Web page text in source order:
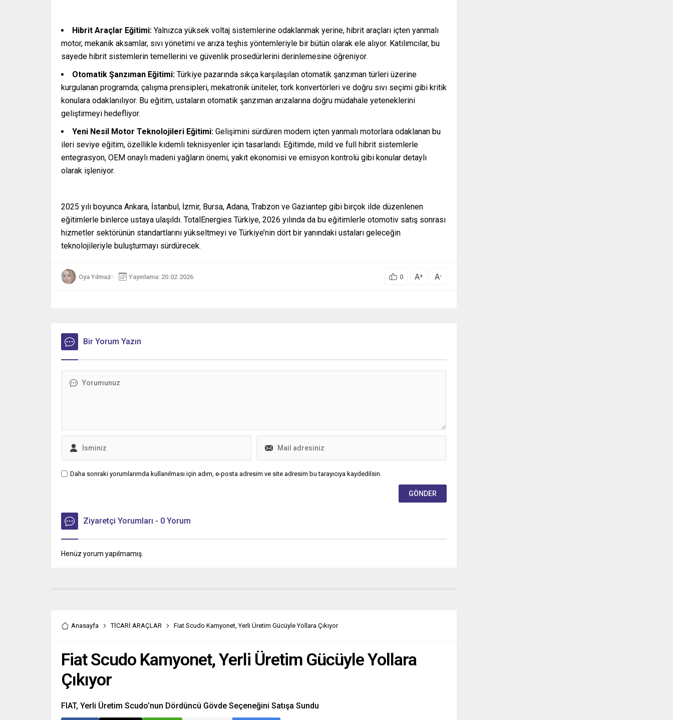
Hibrit Araçlar Eğitimi: Yalnızca yüksek voltaj sistemlerine odaklanmak yerine, hibrit araçları içten yanmalı
motor, mekanik aksamlar, sıvı yönetimi ve arıza teşhis yöntemleriyle bir bütün olarak ele alıyor. Katılımcılar, bu
sayede hibrit sistemlerin temellerini ve güvenlik prosedürlerini derinlemesine öğreniyor.
Otomatik Şanzıman Eğitimi: Türkiye pazarında sıkça karşılaşılan otomatik şanzıman türleri üzerine
kurgulanan programda; çalışma prensipleri, mekatronik üniteler, tork konvertörleri ve doğru sıvı seçimi gibi kritik
konulara odaklanılıyor. Bu eğitim, ustaların otomatik şanzıman arızalarına doğru müdahale yeteneklerini
geliştirmeyi hedefliyor.
Yeni Nesil Motor Teknolojileri Eğitimi: Gelişimini sürdüren modern içten yanmalı motorlara odaklanan bu
ileri seviye eğitim, özellikle kıdemli teknisyenler için tasarlandı. Eğitimde, mild ve full hibrit sistemlerle
entegrasyon, OEM onaylı madeni yağların önemi, yakıt ekonomisi ve emisyon kontrolü gibi konular detaylı
olarak işleniyor.
2025 yılı boyunca Ankara, İstanbul, İzmir, Bursa, Adana, Trabzon ve Gaziantep gibi birçok ilde düzenlenen
eğitimlerle binlerce ustaya ulaşıldı. TotalEnergies Türkiye, 2026 yılında da bu eğitimlerle otomotiv satış sonrası
hizmetler sektörünün standartlarını yükseltmeyi ve Türkiye’nin dört bir yanındaki ustaları geleceğin
teknolojileriyle buluşturmayı sürdürecek.
Oya Yılmaz Yayınlama: 20.02.2026 0 A+ A-
Bir Yorum Yazın
Daha sonraki yorumlarımda kullanılması için adım, e-posta adresim ve site adresim bu tarayıcıya kaydedilsin.
Ziyaretçi Yorumları - 0 Yorum
Henüz yorum yapılmamış.
Anasayfa TİCARİ ARAÇLAR Fiat Scudo Kamyonet, Yerli Üretim Gücüyle Yollara Çıkıyor
Fiat Scudo Kamyonet, Yerli Üretim Gücüyle Yollara
Çıkıyor
FIAT, Yerli Üretim Scudo’nun Dördüncü Gövde Seçeneğini Satışa Sundu